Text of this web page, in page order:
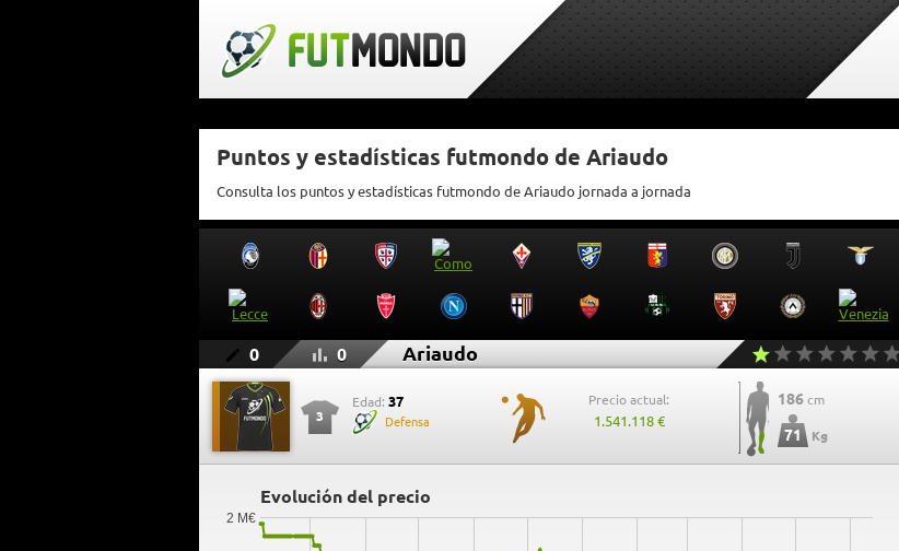
Puntos y estadísticas futmondo de Ariaudo
Consulta los puntos y estadísticas futmondo de Ariaudo jornada a jornada
0 0 Ariaudo
3
Edad: 37
Defensa
Precio actual:
1.541.118 €
186 cm
71 Kg
Evolución del precio
2 M€